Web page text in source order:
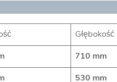
Głębokość
710 mm
530 mm